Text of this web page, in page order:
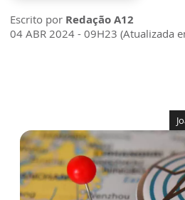
Escrito por Redação A12
04 ABR 2024 - 09H23 (Atualizada